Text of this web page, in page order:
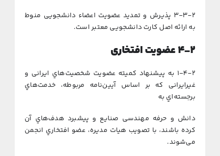
۳-۳-۲ ﭘﺬﻳﺮش و ﺗﻤﺪﻳﺪ ﻋﻀﻮﻳﺖ اﻋﻀﺎء داﻧﺸﺠﻮیی ﻣﻨﻮط
ﺑﻪ اراﺋﻪ اﺻﻞ ﻛﺎرت داﻧﺸﺠﻮیی ﻣﻌﺘﺒﺮ اﺳﺖ.
۴-۲ﻋﻀﻮﻳﺖ اﻓﺘﺨﺎری
۱-۴-۲ ﺑﻪ ﭘﻴﺸﻨﻬﺎد ﻛﻤﻴﺘﻪ ﻋﻀﻮﻳﺖ ﺷﺨﺼﻴﺖﻫﺎي اﻳﺮانی و
ﻏﻴﺮاﻳﺮانی ﻛﻪ ﺑﺮ اﺳﺎس آﻳﻴﻦ‌ﻧﺎﻣﻪ ﻣﺮﺑﻮﻃﻪ، ﺧﺪﻣﺖ‌ﻫﺎي
ﺑﺮﺟﺴﺘﻪاي ﺑﻪ
داﻧﺶ و ﺣﺮﻓﻪ مهندسی صنایع و ﭘﻴﺸﺒﺮد ﻫﺪف‌ﻫﺎي آن
ﻛﺮده ﺑﺎﺷﻨﺪ، ﺑﺎ ﺗﺼﻮﻳﺐ ﻫﻴﺎت ﻣﺪﻳﺮه، ﻋﻀﻮ اﻓﺘﺨﺎري اﻧﺠﻤﻦ
می‌ﺷﻮﻧﺪ.